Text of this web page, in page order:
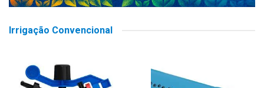
Irrigação Convencional